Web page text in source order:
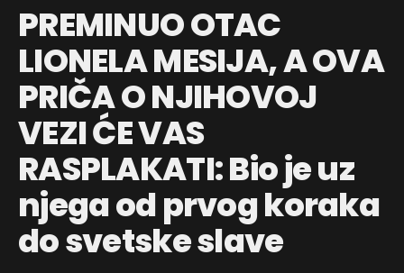
PREMINUO OTAC
LIONELA MESIJA, A OVA
PRIČA O NJIHOVOJ
VEZI ĆE VAS
RASPLAKATI: Bio je uz
njega od prvog koraka
do svetske slave